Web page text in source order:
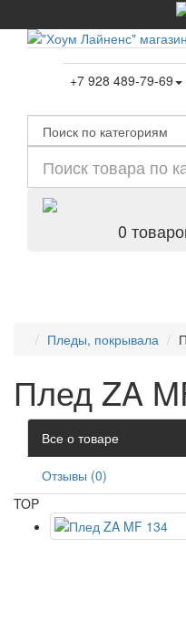
+7 928 489-79-69
0
Пледы, покрывала
Плед ZA
Все о товаре
Отзывы (0)
TOP